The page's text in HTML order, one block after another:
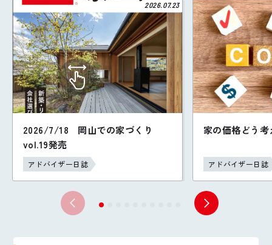
2026/7/18 岡山での家づくり
vol.19発売
2026.07.23
アドバイザー日誌
家の価格どう
アドバイザー日誌